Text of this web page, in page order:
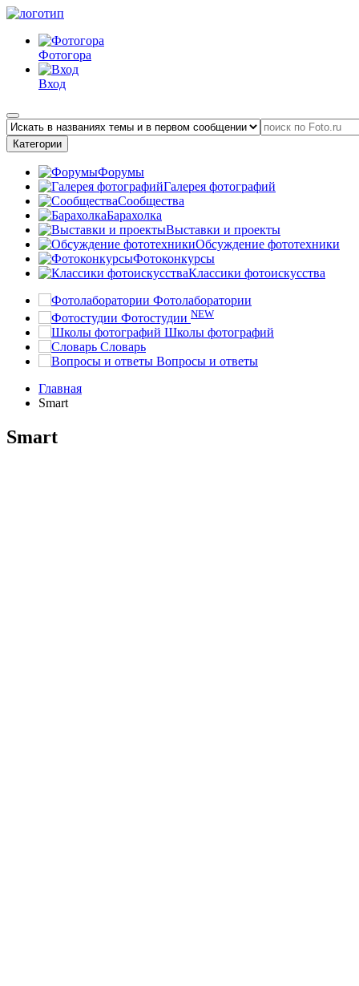
Фотогора
Вход
Категории
Форумы
Галерея фотографий
Сообщества
Барахолка
Выставки и проекты
Обсуждение фототехники
Фотоконкурсы
Классики фотоискусства
Фотолаборатории
Фотостудии NEW
Школы фотографий
Словарь
Вопросы и ответы
Главная
Smart
Smart